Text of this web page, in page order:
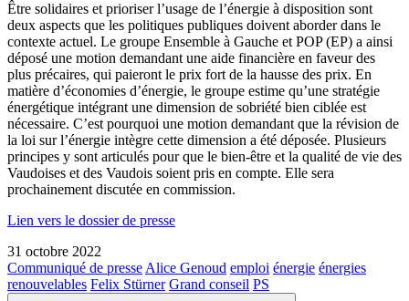
Être solidaires et prioriser l’usage de l’énergie à disposition sont
deux aspects que les politiques publiques doivent aborder dans le
contexte actuel. Le groupe Ensemble à Gauche et POP (EP) a ainsi
déposé une motion demandant une aide financière en faveur des
plus précaires, qui paieront le prix fort de la hausse des prix. En
matière d’économies d’énergie, le groupe estime qu’une stratégie
énergétique intégrant une dimension de sobriété bien ciblée est
nécessaire. C’est pourquoi une motion demandant que la révision de
la loi sur l’énergie intègre cette dimension a été déposée. Plusieurs
principes y sont articulés pour que le bien-être et la qualité de vie des
Vaudoises et des Vaudois soient pris en compte. Elle sera
prochainement discutée en commission.
Lien vers le dossier de presse
31 octobre 2022
Communiqué de presseAlice Genoud emploi énergie énergies
renouvelables Felix Stürner Grand conseil PS